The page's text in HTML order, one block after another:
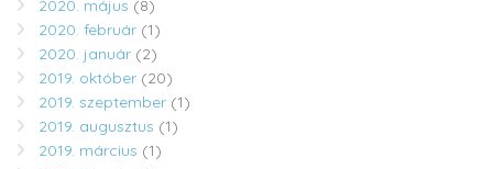
2020. május (8)
2020. február (1)
2020. január (2)
2019. október (20)
2019. szeptember (1)
2019. augusztus (1)
2019. március (1)